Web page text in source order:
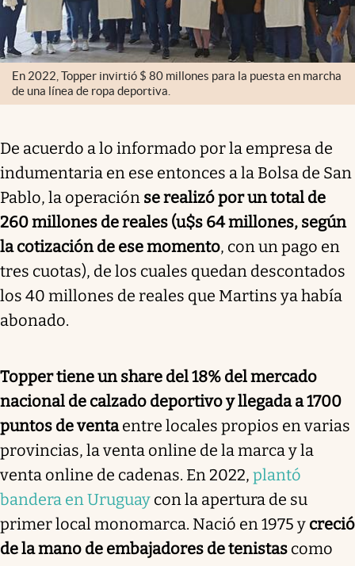
En 2022, Topper invirtió $ 80 millones para la puesta en marcha
de una línea de ropa deportiva.
De acuerdo a lo informado por la empresa de
indumentaria en ese entonces a la Bolsa de San
Pablo, la operación se realizó por un total de
260 millones de reales (u$s 64 millones, según
la cotización de ese momento, con un pago en
tres cuotas), de los cuales quedan descontados
los 40 millones de reales que Martins ya había
abonado.
Topper tiene un share del 18% del mercado
nacional de calzado deportivo y llegada a 1700
puntos de ventaentre locales propios en varias
provincias, la venta online de la marca y la
venta online de cadenas. En 2022, plantó
bandera en Uruguay con la apertura de su
primer local monomarca. Nació en 1975 y creció
de la mano de embajadores de tenistas como